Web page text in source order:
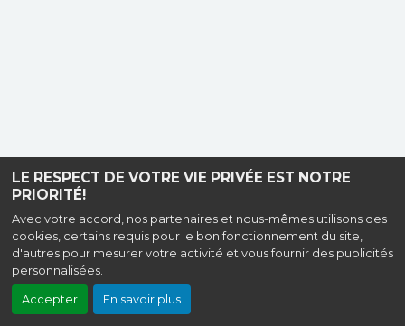
LE RESPECT DE VOTRE VIE PRIVÉE EST NOTRE
PRIORITÉ!
Avec votre accord, nos partenaires et nous-mêmes utilisons des
cookies, certains requis pour le bon fonctionnement du site,
d'autres pour mesurer votre activité et vous fournir des publicités
personnalisées.
Accepter En savoir plus